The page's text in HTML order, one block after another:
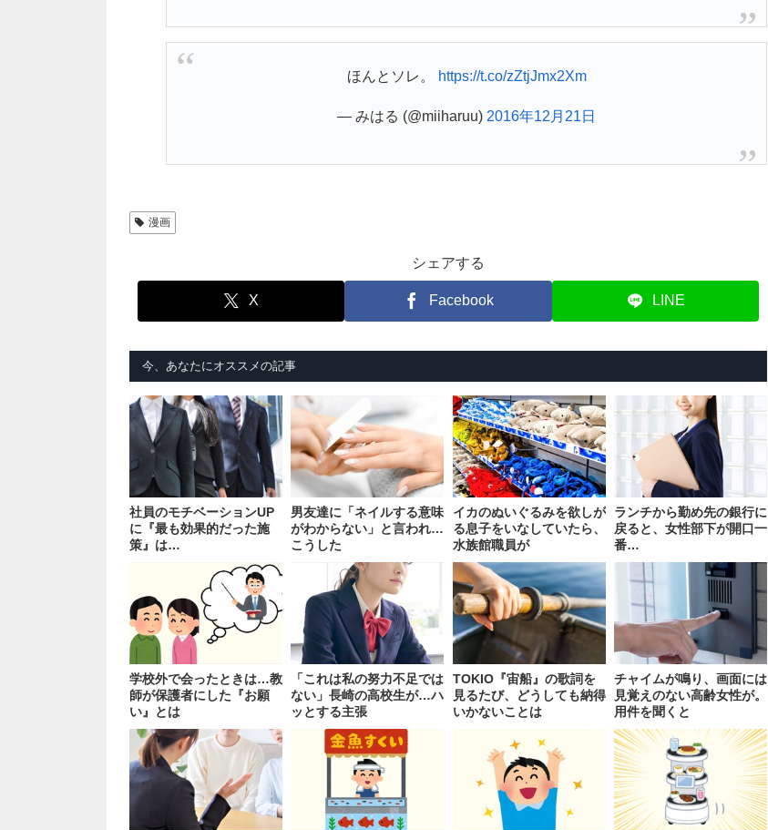
ほんとソレ。 https://t.co/zZtjJmx2Xm
— みはる (@miiharuu) 2016年12月21日
漫画
シェアする
X Facebook LINE
今、あなたにオススメの記事
社員のモチベーションUP
に『最も効果的だった施
策』は…
男友達に「ネイルする意味
がわからない」と言われ…
こうした
イカのぬいぐるみを欲しが
る息子をいなしていたら、
水族館職員が
ランチから勤め先の銀行に
戻ると、女性部下が開口一
番…
学校外で会ったときは…教
師が保護者にした『お願
い』とは
「これは私の努力不足では
ない」長崎の高校生が…ハ
ッとする主張
TOKIO『宙船』の歌詞を
見るたび、どうしても納得
いかないことは
チャイムが鳴り、画面には
見覚えのない高齢女性が。
用件を聞くと